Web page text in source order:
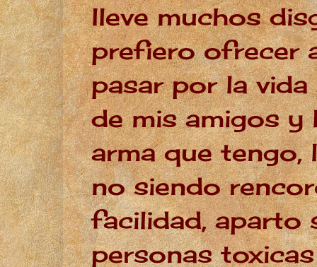
lleve muchos
prefiero ofrecer
pasar por la
de mis amigos
arma que tengo,
no siendo
facilidad, aparto
personas